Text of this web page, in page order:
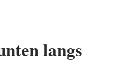
langs